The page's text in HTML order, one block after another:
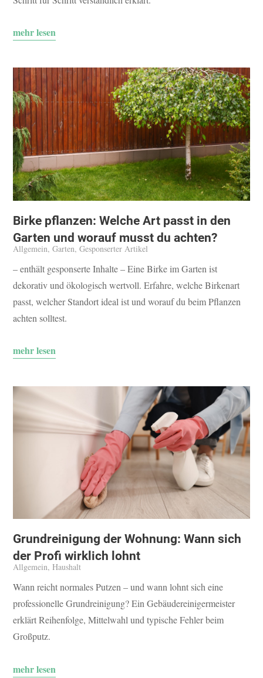
mehr lesen
Birke pflanzen: Welche Art passt in den
Garten und worauf musst du achten?
Allgemein,Garten,Gesponserter Artikel
– enthält gesponserte Inhalte – Eine Birke im Garten ist
dekorativ und ökologisch wertvoll. Erfahre, welche Birkenart
passt, welcher Standort ideal ist und worauf du beim Pflanzen
achten solltest.
mehr lesen
Grundreinigung der Wohnung: Wann sich
der Profi wirklich lohnt
Allgemein,Haushalt
Wann reicht normales Putzen – und wann lohnt sich eine
professionelle Grundreinigung? Ein Gebäudereinigermeister
erklärt Reihenfolge, Mittelwahl und typische Fehler beim
Großputz.
mehr lesen